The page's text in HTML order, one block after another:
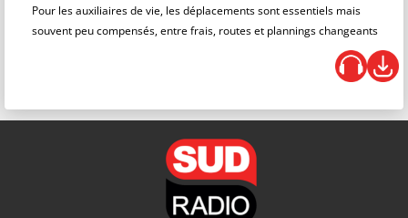
Pour les auxiliaires de vie, les déplacements sont essentiels mais
souvent peu compensés, entre frais, routes et plannings changeants